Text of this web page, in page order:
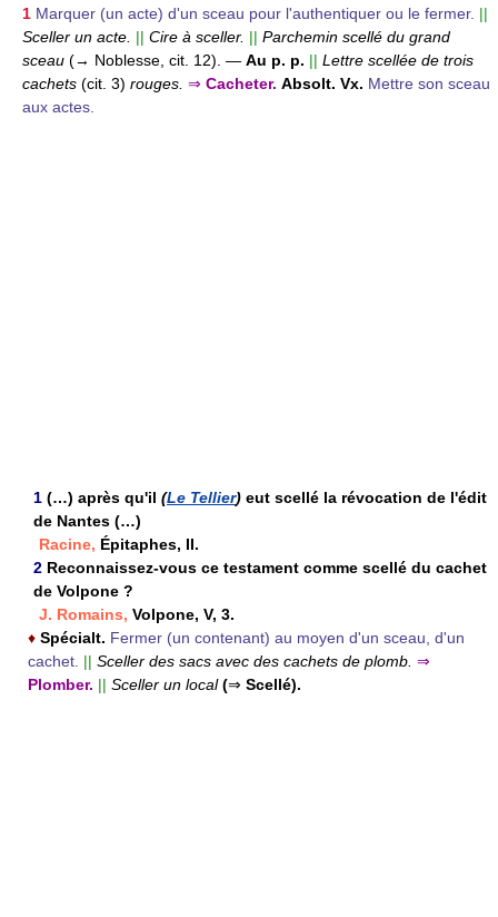
1 Marquer (un acte) d'un sceau pour l'authentiquer ou le fermer. ||
Sceller un acte. || Cire à sceller. || Parchemin scellé du grand
sceau (→ Noblesse, cit. 12). — Au p. p. || Lettre scellée de trois
cachets (cit. 3) rouges. ⇒ Cacheter. Absolt. Vx. Mettre son sceau
aux actes.
1 (…) après qu'il (Le Tellier) eut scellé la révocation de l'édit
de Nantes (…)
Racine, Épitaphes, II.
2 Reconnaissez-vous ce testament comme scellé du cachet
de Volpone ?
J. Romains, Volpone, V, 3.
♦ Spécialt. Fermer (un contenant) au moyen d'un sceau, d'un
cachet. || Sceller des sacs avec des cachets de plomb. ⇒
Plomber. || Sceller un local(⇒ Scellé).